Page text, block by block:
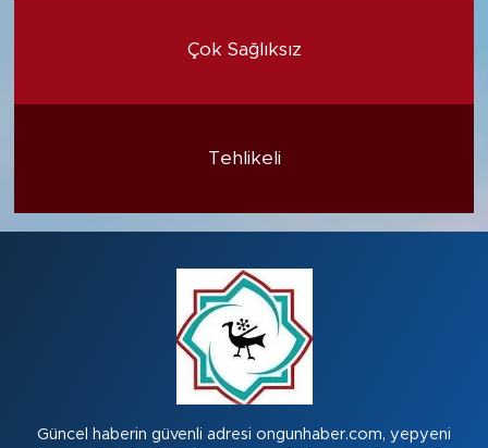
Çok Sağlıksız
Tehlikeli
Güncel haberin güvenli adresi ongunhaber.com, yepyeni